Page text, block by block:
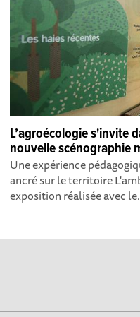
L’agroécologie s'invite
nouvelle scénographie
Une expérience
ancré sur le territoire
exposition réalisée avec